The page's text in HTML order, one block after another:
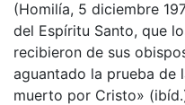
(Homilía, 5 diciembre
del Espíritu Santo, que
recibieron de sus
aguantado la prueba de
muerto por Cristo»